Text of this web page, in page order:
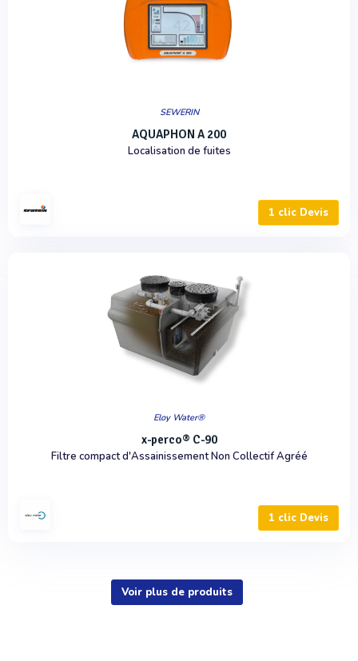
SEWERIN
AQUAPHON A 200
Localisation de fuites
1 clic Devis
Eloy Water®
x-perco® C-90
Filtre compact d'Assainissement Non Collectif Agréé
1 clic Devis
Voir plus de produits